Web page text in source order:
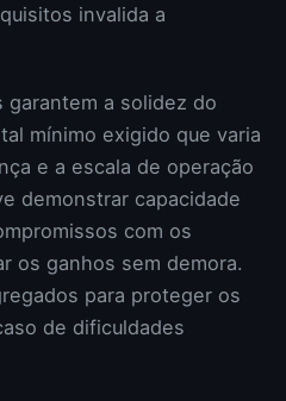
invalida a
a solidez do
mínimo exigido que varia
e a escala de operação
demonstrar capacidade
com os
os ganhos sem demora.
para proteger os
de dificuldades